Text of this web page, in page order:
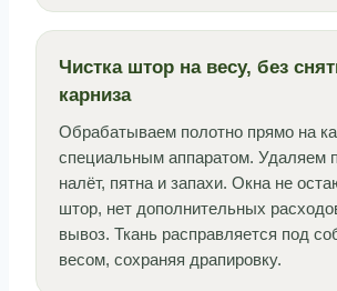
Чистка штор на весу, без
карниза
Обрабатываем полотно прямо на
специальным аппаратом. Удаляем
налёт, пятна и запахи. Окна не
штор, нет дополнительных
вывоз. Ткань расправляется под
весом, сохраняя драпировку.